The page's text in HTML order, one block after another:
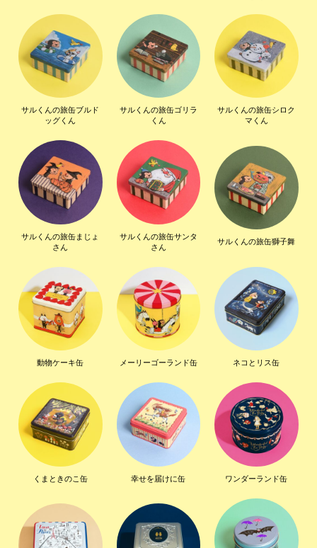
サルくんの旅缶ブルド
ッグくん
サルくんの旅缶ゴリラ
くん
サルくんの旅缶シロク
マくん
サルくんの旅缶まじょ
さん
サルくんの旅缶サンタ
さん
サルくんの旅缶獅子舞
動物ケーキ缶 メーリーゴーランド缶 ネコとリス缶
くまときのこ缶 幸せを届けに缶 ワンダーランド缶